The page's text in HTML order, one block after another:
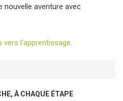
nouvelle aventure avec
vers l'apprentissage.
À CHAQUE ÉTAPE